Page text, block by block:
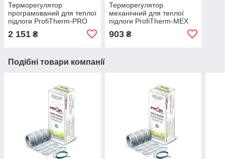
Терморегулятор
програмований для теплої
підлоги ProfiTherm-PRO
2 151 ₴
Терморегулятор
механічний для теплої
підлоги ProfiTherm-MEX
903₴
Подібні товари компанії